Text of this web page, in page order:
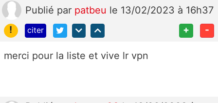
Publié par patbeu le 13/02/2023 à 16h37
!
citer + -
merci pour la liste et vive lr vpn